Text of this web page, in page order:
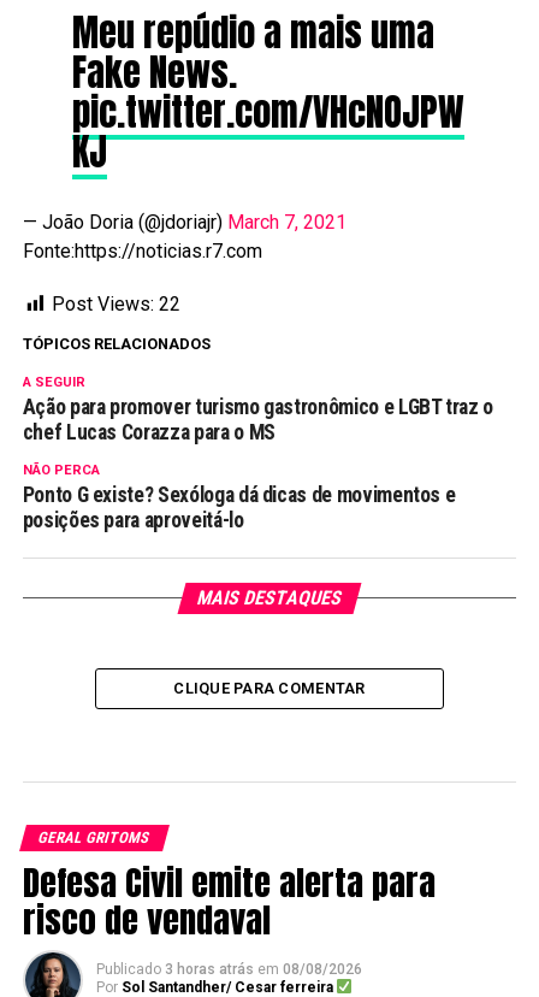
Meu repúdio a mais uma
Fake News.
pic.twitter.com/VHcNOJPW
KJ
— João Doria (@jdoriajr) March 7, 2021
Fonte:https://noticias.r7.com
Post Views: 22
TÓPICOS RELACIONADOS
A SEGUIR
Ação para promover turismo gastronômico e LGBT traz o
chef Lucas Corazza para o MS
NÃO PERCA
Ponto G existe? Sexóloga dá dicas de movimentos e
posições para aproveitá-lo
MAIS DESTAQUES
CLIQUE PARA COMENTAR
GERAL GRITOMS
Defesa Civil emite alerta para
risco de vendaval
Publicado 3 horas atrás em 08/08/2026
Por Sol Santandher/ Cesar ferreira